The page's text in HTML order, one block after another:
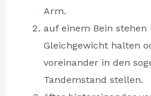
Arm.
auf einem Bein stehen
Gleichgewicht halten
voreinander in den
Tandemstand stellen.